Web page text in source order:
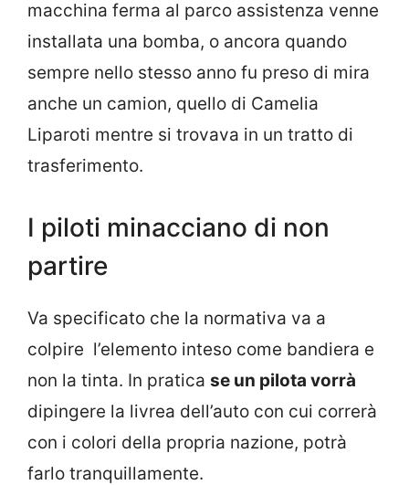
macchina ferma al parco assistenza venne
installata una bomba, o ancora quando
sempre nello stesso anno fu preso di mira
anche un camion, quello di Camelia
Liparoti mentre si trovava in un tratto di
trasferimento.
I piloti minacciano di non
partire
Va specificato che la normativa va a
colpire l’elemento inteso come bandiera e
non la tinta. In pratica se un pilota vorrà
dipingere la livrea dell’auto con cui correrà
con i colori della propria nazione, potrà
farlo tranquillamente.